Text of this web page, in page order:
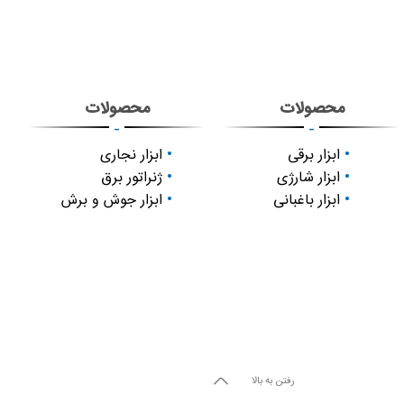
محصولات
-
ابزار برقی
ابزار شارژی
ابزار باغبانی
محصولات
-
ابزار نجاری
ژنراتور برق
ابزار جوش و برش
رفتن به بالا